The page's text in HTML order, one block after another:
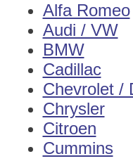
Alfa Romeo
Audi / VW
BMW
Cadillac
Chevrolet /
Chrysler
Citroen
Cummins